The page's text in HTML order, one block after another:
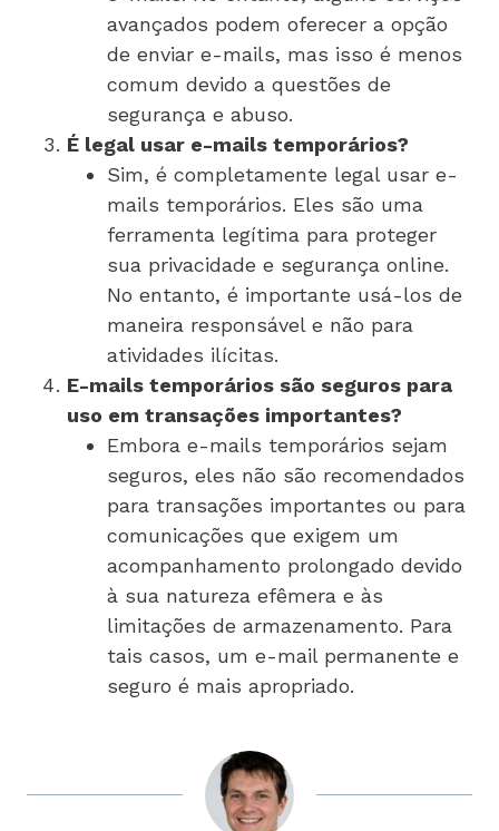
avançados podem oferecer a opção
de enviar e-mails, mas isso é menos
comum devido a questões de
segurança e abuso.
É legal usar e-mails temporários?
Sim, é completamente legal usar e-
mails temporários. Eles são uma
ferramenta legítima para proteger
sua privacidade e segurança online.
No entanto, é importante usá-los de
maneira responsável e não para
atividades ilícitas.
E-mails temporários são seguros para
uso em transações importantes?
Embora e-mails temporários sejam
seguros, eles não são recomendados
para transações importantes ou para
comunicações que exigem um
acompanhamento prolongado devido
à sua natureza efêmera e às
limitações de armazenamento. Para
tais casos, um e-mail permanente e
seguro é mais apropriado.